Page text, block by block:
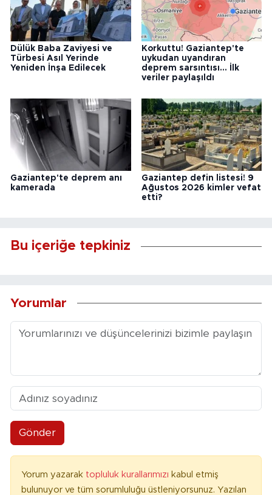
Dülük Baba Zaviyesi ve
Türbesi Asıl Yerinde
Yeniden İnşa Edilecek
Korkuttu! Gaziantep'te
uykudan uyandıran
deprem sarsıntısı... İlk
veriler paylaşıldı
Gaziantep'te deprem anı
kamerada
Gaziantep defin listesi! 9
Ağustos 2026 kimler vefat
etti?
Bu içeriğe tepkiniz
Yorumlar
Gönder
Yorum yazarak topluluk kurallarımızı kabul etmiş
bulunuyor ve tüm sorumluluğu üstleniyorsunuz. Yazılan